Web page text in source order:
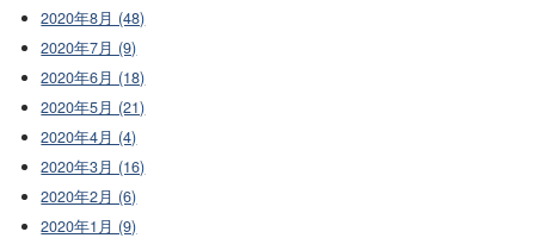
2020年8月 (48)
2020年7月 (9)
2020年6月 (18)
2020年5月 (21)
2020年4月 (4)
2020年3月 (16)
2020年2月 (6)
2020年1月 (9)